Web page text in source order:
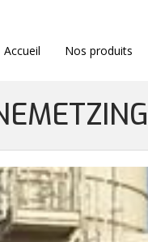
Accueil Nos produits